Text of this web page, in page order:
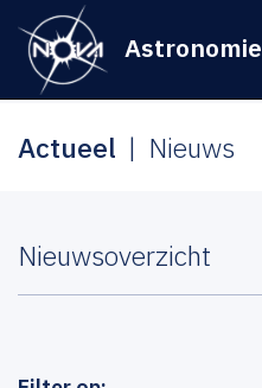
Astronomie
Actueel Nieuws
Nieuwsoverzicht